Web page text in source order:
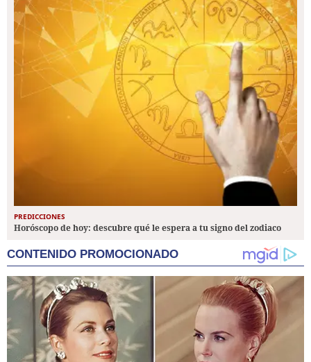
PREDICCIONES
Horóscopo de hoy: descubre qué le espera a tu signo del zodiaco
CONTENIDO PROMOCIONADO